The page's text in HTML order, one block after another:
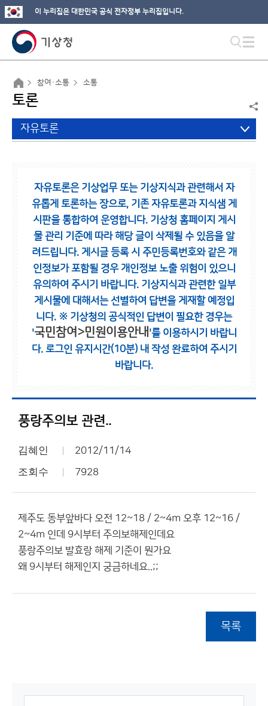
이 누리집은 대한민국 공식 전자정부 누리집입니다.
참여·소통 소통
토론
자유토론
자유토론은 기상업무 또는 기상지식과 관련해서 자
유롭게 토론하는 장으로, 기존 자유토론과 지식샘 게
시판을 통합하여 운영합니다. 기상청 홈페이지 게시
물 관리 기준에 따라 해당 글이 삭제될 수 있음을 알
려드립니다. 게시글 등록 시 주민등록번호와 같은 개
인정보가 포함될 경우 개인정보 노출 위험이 있으니
유의하여 주시기 바랍니다. 기상지식과 관련한 일부
게시물에 대해서는 선별하여 답변을 게재할 예정입
니다. ※ 기상청의 공식적인 답변이 필요한 경우는
'국민참여>민원이용안내 '를 이용하시기 바랍니
다. 로그인 유지시간(10분) 내 작성 완료하여 주시기
바랍니다.
풍랑주의보 관련..
김혜인 2012/11/14
조회수 7928
제주도 동부앞바다 오전 12~18 / 2~4m 오후 12~16 /
2~4m 인데 9시부터 주의보해제인데요
풍랑주의보 발효랑 해제 기준이 뭔가요
왜 9시부터 해제인지 궁금하네요..;;
목록